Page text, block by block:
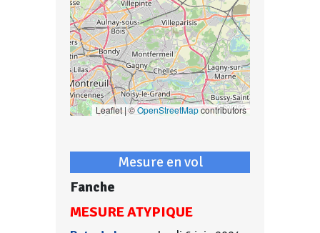
Leaflet | ©OpenStreetMapcontributors
Mesure en vol
Fanche
MESURE ATYPIQUE